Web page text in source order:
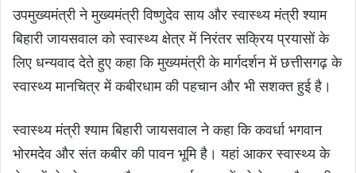
उपमुख्यमंत्री ने मुख्यमंत्री विष्णुदेव साय और स्वास्थ्य मंत्री श्याम
बिहारी जायसवाल को स्वास्थ्य क्षेत्र में निरंतर सक्रिय प्रयासों के
लिए धन्यवाद देते हुए कहा कि मुख्यमंत्री के मार्गदर्शन में छत्तीसगढ़ के
स्वास्थ्य मानचित्र में कबीरधाम की पहचान और भी सशक्त हुई है।
स्वास्थ्य मंत्री श्याम बिहारी जायसवाल ने कहा कि कवर्धा भगवान
भोरमदेव और संत कबीर की पावन भूमि है। यहां आकर स्वास्थ्य के